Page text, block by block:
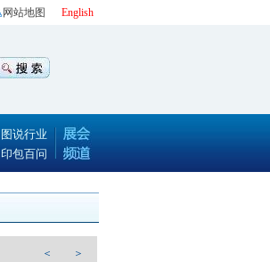
English
网站地图
图说行业
印包百问
＞
＜